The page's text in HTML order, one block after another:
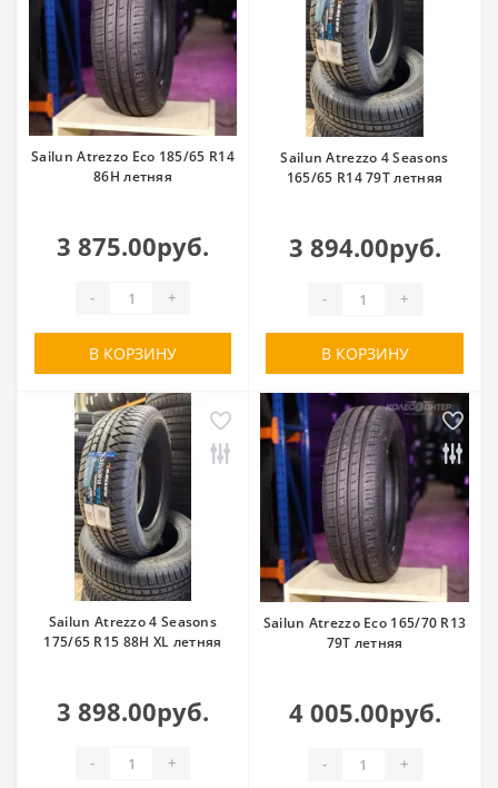
Sailun Atrezzo Eco 185/65 R14
86H летняя
3 875.00руб.
- +
В КОРЗИНУ
Sailun Atrezzo 4 Seasons
165/65 R14 79T летняя
3 894.00руб.
- +
В КОРЗИНУ
Sailun Atrezzo 4 Seasons
175/65 R15 88H XL летняя
3 898.00руб.
- +
Sailun Atrezzo Eco 165/70 R13
79T летняя
4 005.00руб.
- +